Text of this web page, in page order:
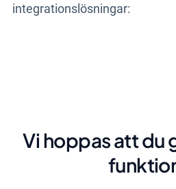
integrationslösningar:
Vi hoppas att du